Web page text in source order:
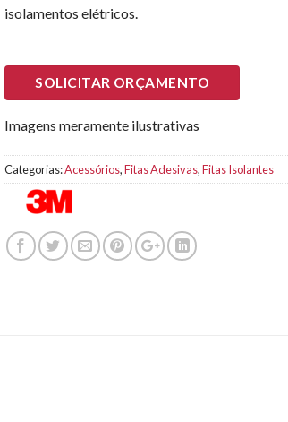
isolamentos elétricos.
SOLICITAR ORÇAMENTO
Imagens meramente ilustrativas
Categorias:Acessórios,Fitas Adesivas,Fitas Isolantes